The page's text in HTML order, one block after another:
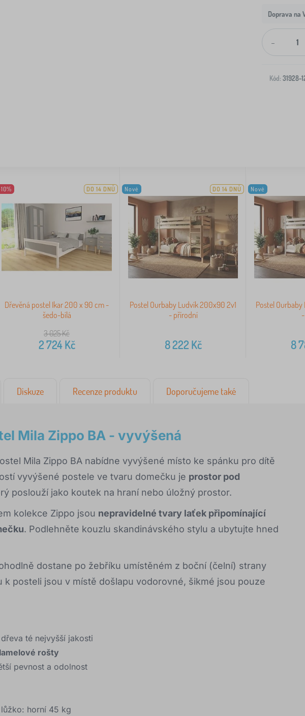
Doprava na
-
Kód: 31928-
DO 14 DNŮ
Dřevěná postel Ikar 200 x 90 cm -
šedo-bílá
3 025Kč
2 724Kč
Nové DO 14 DNŮ
Postel Ourbaby Ludvík 200x90 2v1
- přírodní
8 222 Kč
Nové
Postel
8
Diskuze Recenze produktu Doporučujeme také
Mila Zippo BA - vyvýšená
Mila Zippo BA nabídne vyvýšené místo ke spánku pro dítě
vyvýšené postele ve tvaru domečku je prostor pod
poslouží jako koutek na hraní nebo úložný prostor.
kolekce Zippo jsou nepravidelné tvary laťek připomínající
. Podlehněte kouzlu skandinávského stylu a ubytujte hned
dostane po žebříku umístěném z boční (čelní) strany
k posteli jsou v místě došlapu vodorovné, šikmé jsou pouze
té nejvyšší jakosti
rošty
pevnost a odolnost
horní 45 kg